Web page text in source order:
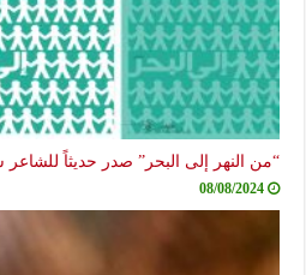
“من النهر إلى البحر” صدر حديثاً
08/08/2024